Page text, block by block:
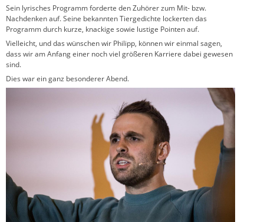
Sein lyrisches Programm forderte den Zuhörer zum Mit- bzw.
Nachdenken auf. Seine bekannten Tiergedichte lockerten das
Programm durch kurze, knackige sowie lustige Pointen auf.
Vielleicht, und das wünschen wir Philipp, können wir einmal sagen,
dass wir am Anfang einer noch viel größeren Karriere dabei gewesen
sind.
Dies war ein ganz besonderer Abend.